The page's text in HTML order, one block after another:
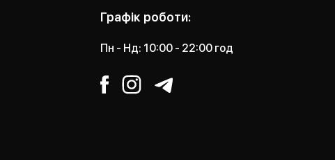
Графік роботи:
Пн - Нд: 10:00 - 22:00 год